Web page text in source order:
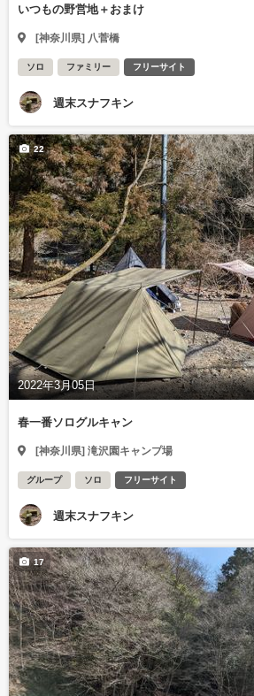
いつもの野営地＋おまけ
[神奈川県] 八菅橋
ソロ ファミリー フリーサイト
週末スナフキン
2022年3月05日
22
春一番ソログルキャン
[神奈川県] 滝沢園キャンプ場
グループ ソロ フリーサイト
週末スナフキン
17